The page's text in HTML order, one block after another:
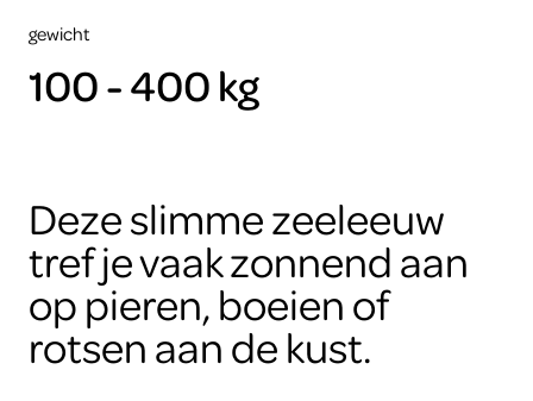
gewicht
100 - 400 kg
Deze slimme zeeleeuw
tref je vaak zonnend aan
op pieren, boeien of
rotsen aan de kust.